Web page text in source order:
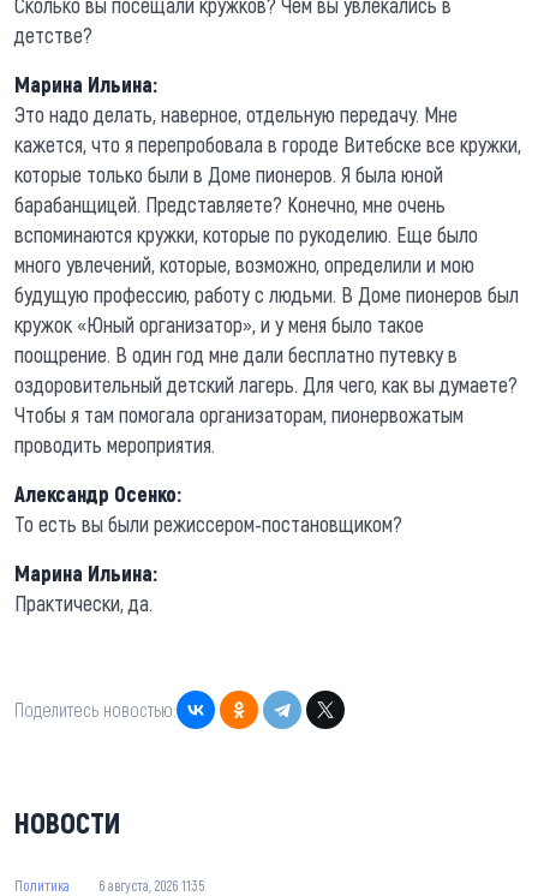
детстве?
Марина Ильина:
Это надо делать, наверное, отдельную передачу. Мне
кажется, что я перепробовала в городе Витебске все кружки,
которые только были в Доме пионеров. Я была юной
барабанщицей. Представляете? Конечно, мне очень
вспоминаются кружки, которые по рукоделию. Еще было
много увлечений, которые, возможно, определили и мою
будущую профессию, работу с людьми. В Доме пионеров был
кружок «Юный организатор», и у меня было такое
поощрение. В один год мне дали бесплатно путевку в
оздоровительный детский лагерь. Для чего, как вы думаете?
Чтобы я там помогала организаторам, пионервожатым
проводить мероприятия.
Александр Осенко:
То есть вы были режиссером-постановщиком?
Марина Ильина:
Практически, да.
Поделитесь новостью:
НОВОСТИ
Политика 6 августа, 2026 11:35